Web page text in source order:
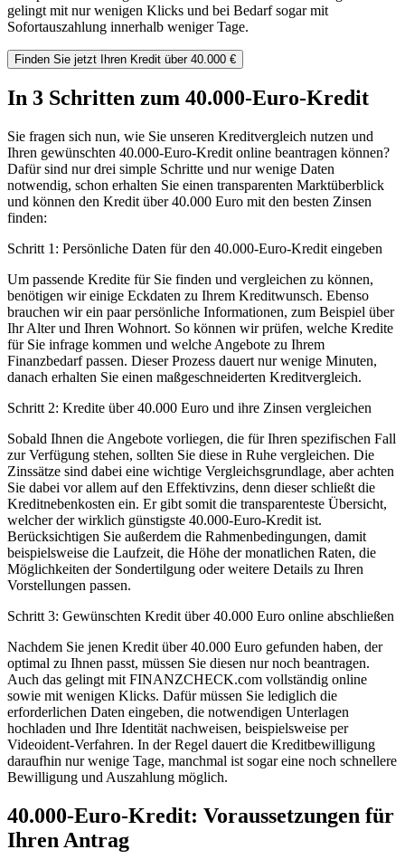
gelingt mit nur wenigen Klicks und bei Bedarf sogar mit
Sofortauszahlung innerhalb weniger Tage.
Finden Sie jetzt Ihren Kredit über 40.000 €
In 3 Schritten zum 40.000-Euro-Kredit
Sie fragen sich nun, wie Sie unseren Kreditvergleich nutzen und
Ihren gewünschten 40.000-Euro-Kredit online beantragen können?
Dafür sind nur drei simple Schritte und nur wenige Daten
notwendig, schon erhalten Sie einen transparenten Marktüberblick
und können den Kredit über 40.000 Euro mit den besten Zinsen
finden:
Schritt 1: Persönliche Daten für den 40.000-Euro-Kredit eingeben
Um passende Kredite für Sie finden und vergleichen zu können,
benötigen wir einige Eckdaten zu Ihrem Kreditwunsch. Ebenso
brauchen wir ein paar persönliche Informationen, zum Beispiel über
Ihr Alter und Ihren Wohnort. So können wir prüfen, welche Kredite
für Sie infrage kommen und welche Angebote zu Ihrem
Finanzbedarf passen. Dieser Prozess dauert nur wenige Minuten,
danach erhalten Sie einen maßgeschneiderten Kreditvergleich.
Schritt 2: Kredite über 40.000 Euro und ihre Zinsen vergleichen
Sobald Ihnen die Angebote vorliegen, die für Ihren spezifischen Fall
zur Verfügung stehen, sollten Sie diese in Ruhe vergleichen. Die
Zinssätze sind dabei eine wichtige Vergleichsgrundlage, aber achten
Sie dabei vor allem auf den Effektivzins, denn dieser schließt die
Kreditnebenkosten ein. Er gibt somit die transparenteste Übersicht,
welcher der wirklich günstigste 40.000-Euro-Kredit ist.
Berücksichtigen Sie außerdem die Rahmenbedingungen, damit
beispielsweise die Laufzeit, die Höhe der monatlichen Raten, die
Möglichkeiten der Sondertilgung oder weitere Details zu Ihren
Vorstellungen passen.
Schritt 3: Gewünschten Kredit über 40.000 Euro online abschließen
Nachdem Sie jenen Kredit über 40.000 Euro gefunden haben, der
optimal zu Ihnen passt, müssen Sie diesen nur noch beantragen.
Auch das gelingt mit FINANZCHECK.com vollständig online
sowie mit wenigen Klicks. Dafür müssen Sie lediglich die
erforderlichen Daten eingeben, die notwendigen Unterlagen
hochladen und Ihre Identität nachweisen, beispielsweise per
Videoident-Verfahren. In der Regel dauert die Kreditbewilligung
daraufhin nur wenige Tage, manchmal ist sogar eine noch schnellere
Bewilligung und Auszahlung möglich.
40.000-Euro-Kredit: Voraussetzungen für
Ihren Antrag